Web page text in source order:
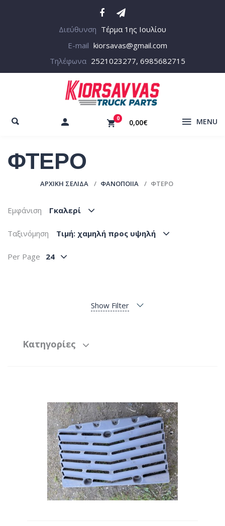
Διεύθυνση Τέρμα 1ης Ιουλίου
E-mail kiorsavas@gmail.com
Τηλέφωνα 2521023277, 6985682715
0 0,00€ MENU
ΦΤΕΡΟ
ΑΡΧΙΚΉ ΣΕΛΊΔΑ ΦΑΝΟΠΟΙΙΑ ΦΤΕΡΟ
Εμφάνιση Γκαλερί
Ταξινόμηση Tιμή: χαμηλή προς υψηλή
Per Page 24
Show Filter
Κατηγορίες